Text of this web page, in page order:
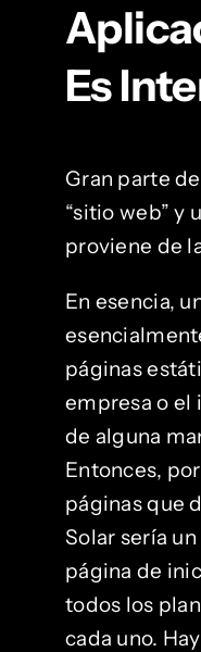
Es
Gran parte
“sitio web” y
proviene de
En esencia,
páginas
empresa o el
de alguna
Entonces,
páginas que
Solar sería
página de
todos los
cada uno.